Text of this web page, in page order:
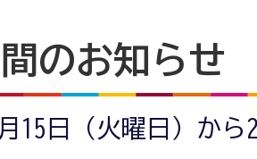
のお知らせ
15日（火曜日）から